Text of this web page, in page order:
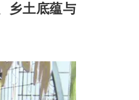
乡土底蕴与